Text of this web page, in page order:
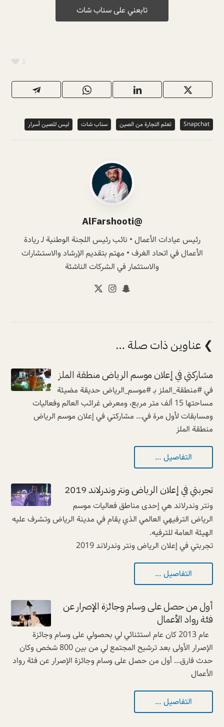
تابعني على سناب شات
Snapchat تعلم التجارة من الصين سناب شات ليس للصين أسرار
@AlFarshooti
رئيس عيادات الأعمال • نائب رئيس اللجنة الوطنية لـ ريادة
الأعمال في اتحاد الغرف • مهتم بتقديم الإرشاد والاستشارات
والاستثمار في الشركات الناشئة
❯ عناوين ذات صلة …
مشاركتي في إعلان موسم الرياض منطقة الملز
في #منطقة_الملز بـ #موسم_الرياض حديقة مضيئة
مساحتها 15 ألف متر مربع، ومعرض غرائب العالم وفعاليات
ومسابقات لأول مرة في... مشاركتي في إعلان موسم الرياض
منطقة الملز
التفاصيل …
تجربتي في إعلان الرياض ونتر وندرلاند 2019
ونتر وندرلاند هي إحدى مناطق فعاليات موسم
الرياض الترفيهي العالمي الذي يقام في مدينة الرياض وتشرف عليه
الهيئة العامة للترفيه.
تجربتي في إعلان الرياض ونتر وندرلاند 2019
التفاصيل …
أول من حصل على وسام وجائزة الإصرار عن
فئة رواد الأعمال
عام 2013 كان عام استثنائي لي بحصولي على وسام وجائزة
الإصرار الأولى بعد ترشيح المجتمع لي من بين 800 شخص وكان
حدث فارق... أول من حصل على وسام وجائزة الإصرار عن فئة رواد
الأعمال
التفاصيل …